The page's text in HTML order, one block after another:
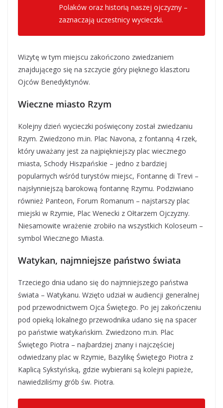
Polaków oraz historią naszej ojczyzny –
zaznaczają uczestnicy wycieczki.
Wizytę w tym miejscu zakończono zwiedzaniem
znajdującego się na szczycie góry pięknego klasztoru
Ojców Benedyktynów.
Wieczne miasto Rzym
Kolejny dzień wycieczki poświęcony został zwiedzaniu
Rzym. Zwiedzono m.in. Plac Navona, z fontanną 4 rzek,
który uważany jest za najpiękniejszy plac wiecznego
miasta, Schody Hiszpańskie – jedno z bardziej
popularnych wśród turystów miejsc, Fontannę di Trevi –
najsłynniejszą barokową fontannę Rzymu. Podziwiano
również Panteon, Forum Romanum – najstarszy plac
miejski w Rzymie, Plac Wenecki z Ołtarzem Ojczyzny.
Niesamowite wrażenie zrobiło na wszystkich Koloseum –
symbol Wiecznego Miasta.
Watykan, najmniejsze państwo świata
Trzeciego dnia udano się do najmniejszego państwa
świata – Watykanu. Wzięto udział w audiencji generalnej
pod przewodnictwem Ojca Świętego. Po jej zakończeniu
pod opieką lokalnego przewodnika udano się na spacer
po państwie watykańskim. Zwiedzono m.in. Plac
Świętego Piotra – najbardziej znany i najczęściej
odwiedzany plac w Rzymie, Bazylikę Świętego Piotra z
Kaplicą Sykstyńską, gdzie wybierani są kolejni papieże,
nawiedziliśmy grób św. Piotra.